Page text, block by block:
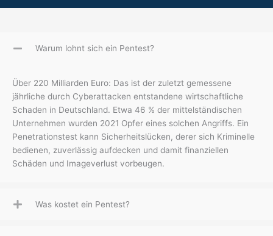
Warum lohnt sich ein Pentest?
Über 220 Milliarden Euro: Das ist der zuletzt gemessene
jährliche durch Cyberattacken entstandene wirtschaftliche
Schaden in Deutschland. Etwa 46 % der mittelständischen
Unternehmen wurden 2021 Opfer eines solchen Angriffs. Ein
Penetrationstest kann Sicherheitslücken, derer sich Kriminelle
bedienen, zuverlässig aufdecken und damit finanziellen
Schäden und Imageverlust vorbeugen.
Was kostet ein Pentest?